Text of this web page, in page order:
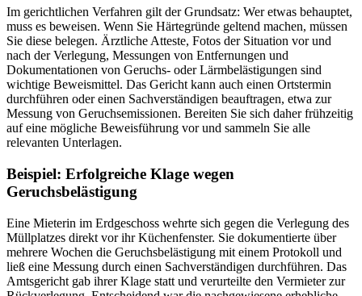
Im gerichtlichen Verfahren gilt der Grundsatz: Wer etwas behauptet,
muss es beweisen. Wenn Sie Härtegründe geltend machen, müssen
Sie diese belegen. Ärztliche Atteste, Fotos der Situation vor und
nach der Verlegung, Messungen von Entfernungen und
Dokumentationen von Geruchs- oder Lärmbelästigungen sind
wichtige Beweismittel. Das Gericht kann auch einen Ortstermin
durchführen oder einen Sachverständigen beauftragen, etwa zur
Messung von Geruchsemissionen. Bereiten Sie sich daher frühzeitig
auf eine mögliche Beweisführung vor und sammeln Sie alle
relevanten Unterlagen.
Beispiel: Erfolgreiche Klage wegen
Geruchsbelästigung
Eine Mieterin im Erdgeschoss wehrte sich gegen die Verlegung des
Müllplatzes direkt vor ihr Küchenfenster. Sie dokumentierte über
mehrere Wochen die Geruchsbelästigung mit einem Protokoll und
ließ eine Messung durch einen Sachverständigen durchführen. Das
Amtsgericht gab ihrer Klage statt und verurteilte den Vermieter zur